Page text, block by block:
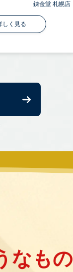
錬金堂 札幌店
しく見る
なもの